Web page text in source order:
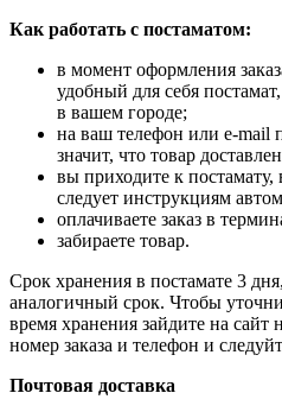
Как работать с постаматом:
в момент оформления
удобный для себя
в вашем городе;
на ваш телефон или e-mail
значит, что товар
вы приходите к
следует инструкциям
оплачиваете заказ в
забираете товар.
Срок хранения в постамате 3
аналогичный срок. Чтобы
время хранения зайдите на сайт
номер заказа и телефон и
Почтовая доставка